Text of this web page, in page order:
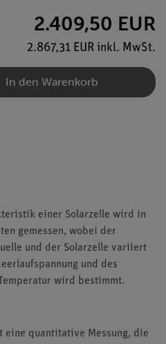
2.409,50 EUR
2.867,31 EUR inkl. MwSt.
In den Warenkorb
einer Solarzelle wird in
gemessen, wobei der
und der Solarzelle variiert
und des
wird bestimmt.
eine quantitative Messung, die